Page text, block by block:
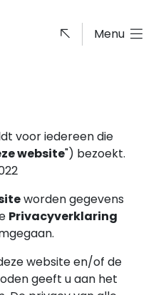
Menu
voor iedereen die
website") bezoekt.
worden gegevens
Privacyverklaring
website en/of de
geeft u aan het